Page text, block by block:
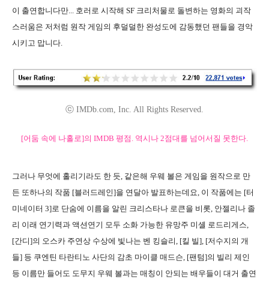
이 출연합니다만... 호러로 시작해 SF 크리처물로 돌변하는 영화의 괴작
스러움은 저처럼 원작 게임의 후덜덜한 완성도에 감동했던 팬들을 경악
시키고 맙니다.
ⓒ IMDb.com, Inc. All Rights Reserved.
[어둠 속에 나홀로]의 IMDB 평점. 역시나 2점대를 넘어서질 못한다.
그러나 무엇에 홀리기라도 한 듯, 같은해 우웨 볼은 게임을 원작으로 만
든 또하나의 작품 [블러드레인]을 연달아 발표하는데요, 이 작품에는 [터
미네이터 3]로 단숨에 이름을 알린 크리스타나 로큰을 비롯, 안젤리나 졸
리 이래 연기력과 액션연기 모두 소화 가능한 유망주 미셸 로드리게스,
[간디]의 오스카 주연상 수상에 빛나는 벤 킹슬리, [킬 빌], [저수지의 개
들] 등 쿠엔틴 타란티노 사단의 감초 마이클 매드슨, [팬텀]의 빌리 제인
등 이름만 들어도 도무지 우웨 볼과는 매칭이 안되는 배우들이 대거 출연